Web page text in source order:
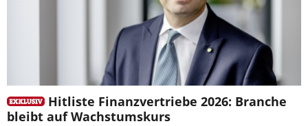
Hitliste Finanzvertriebe 2026: Branche
bleibt auf Wachstumskurs